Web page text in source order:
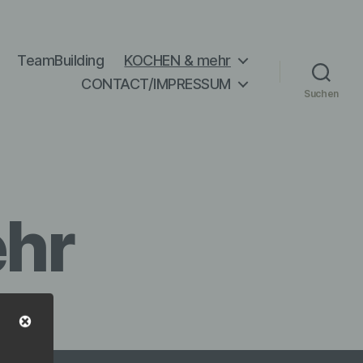
TeamBuilding
KOCHEN & mehr
CONTACT/IMPRESSUM
Suchen